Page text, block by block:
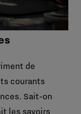
de
courants
Sait-on
les savoirs